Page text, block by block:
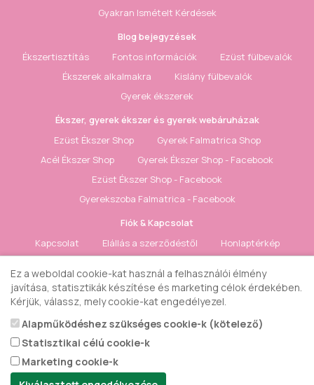
Gyakran Ismételt Kérdések
Blog bejegyzések
Ékszertisztítás
Fontos információk
Ezüst fülbevalók
Ékszerek alkalmakra
Kislány fülbevalók
Gyerek ékszerek
Ékszer, gyerek ékszer és gyerek webáruházak
Ezüst Ékszer Shop
Gyerek Falmatrica Shop
Acél Ékszer Shop
Gyerek Ékszer Shop - Facebook
Ezüst Ékszer Shop - Facebook
Gyerekszoba Falmatrica - Facebook
Fiók & Kapcsolat
Kapcsolat
Elállás a szerződéstől
Honlaptérkép
Gyerek ékszer Shop © 2018 - ezüst gyerek ékszerek
Ez a weboldal cookie-kat használ a felhasználói élmény
javítása, statisztikák készítése és marketing célok érdekében.
Kérjük, válassz, mely cookie-kat engedélyezel.
Alapműködéshez szükséges cookie-k (kötelező)
Statisztikai célú cookie-k
Marketing cookie-k